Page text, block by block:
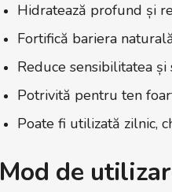
Hidratează profund și
Fortifică bariera
Reduce sensibilitatea
Potrivită pentru ten
Poate fi utilizată zilnic,
Mod de